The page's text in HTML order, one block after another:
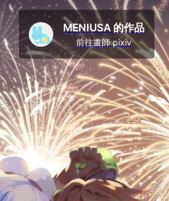
MENIUSA 的作品
前往畫師 pixiv